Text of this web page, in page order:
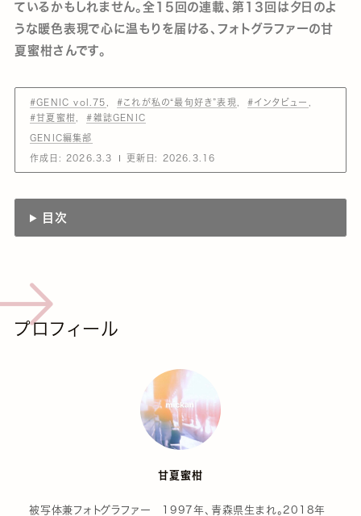
ているかもしれません。全15回の連載、第13回は夕日のよ
うな暖色表現で心に温もりを届ける、フォトグラファーの甘
夏蜜柑さんです。
#GENIC vol.75 #これが私の“最旬好き”表現
#インタビュー
#甘夏蜜柑
#雑誌GENIC
GENIC編集部
作成日: 2026.3.3 更新日: 2026.3.16
目次
プロフィール
甘夏蜜柑
被写体兼フォトグラファー 1997年、青森県生まれ。2018年